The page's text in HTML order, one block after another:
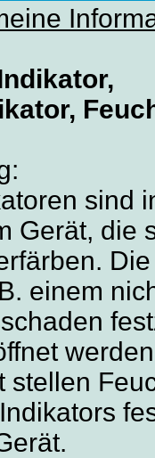
sind
Gerät, die
einem
stellen